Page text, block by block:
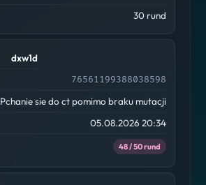
30 rund
dxw1d
76561199388038598
Pchanie sie do ct pomimo braku mutacji
05.08.2026 20:34
48 / 50 rund